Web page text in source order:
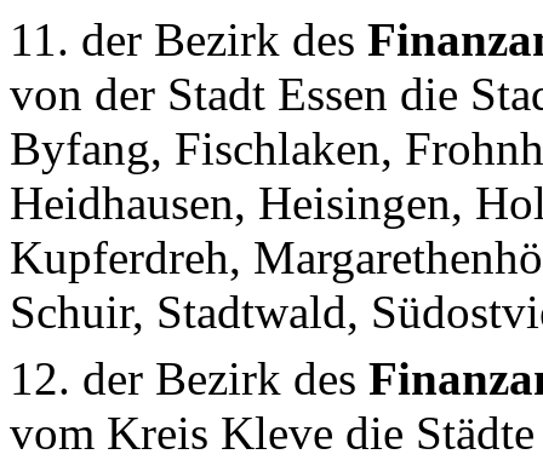
11. der Bezirk des
von der Stadt Essen die
Byfang, Fischlaken,
Heidhausen, Heisingen,
Kupferdreh,
Schuir, Stadtwald,
12. der Bezirk des
vom Kreis Kleve die